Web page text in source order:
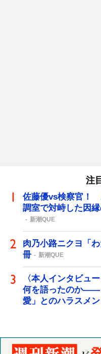
注
佐藤優vs検察官！
調室で対峙した因
新潮QUE
肉乃小路ニクヨ「
冊
新潮QUE
〈本人インタビュ
何を語ったのか――
愛」とのハラスメ